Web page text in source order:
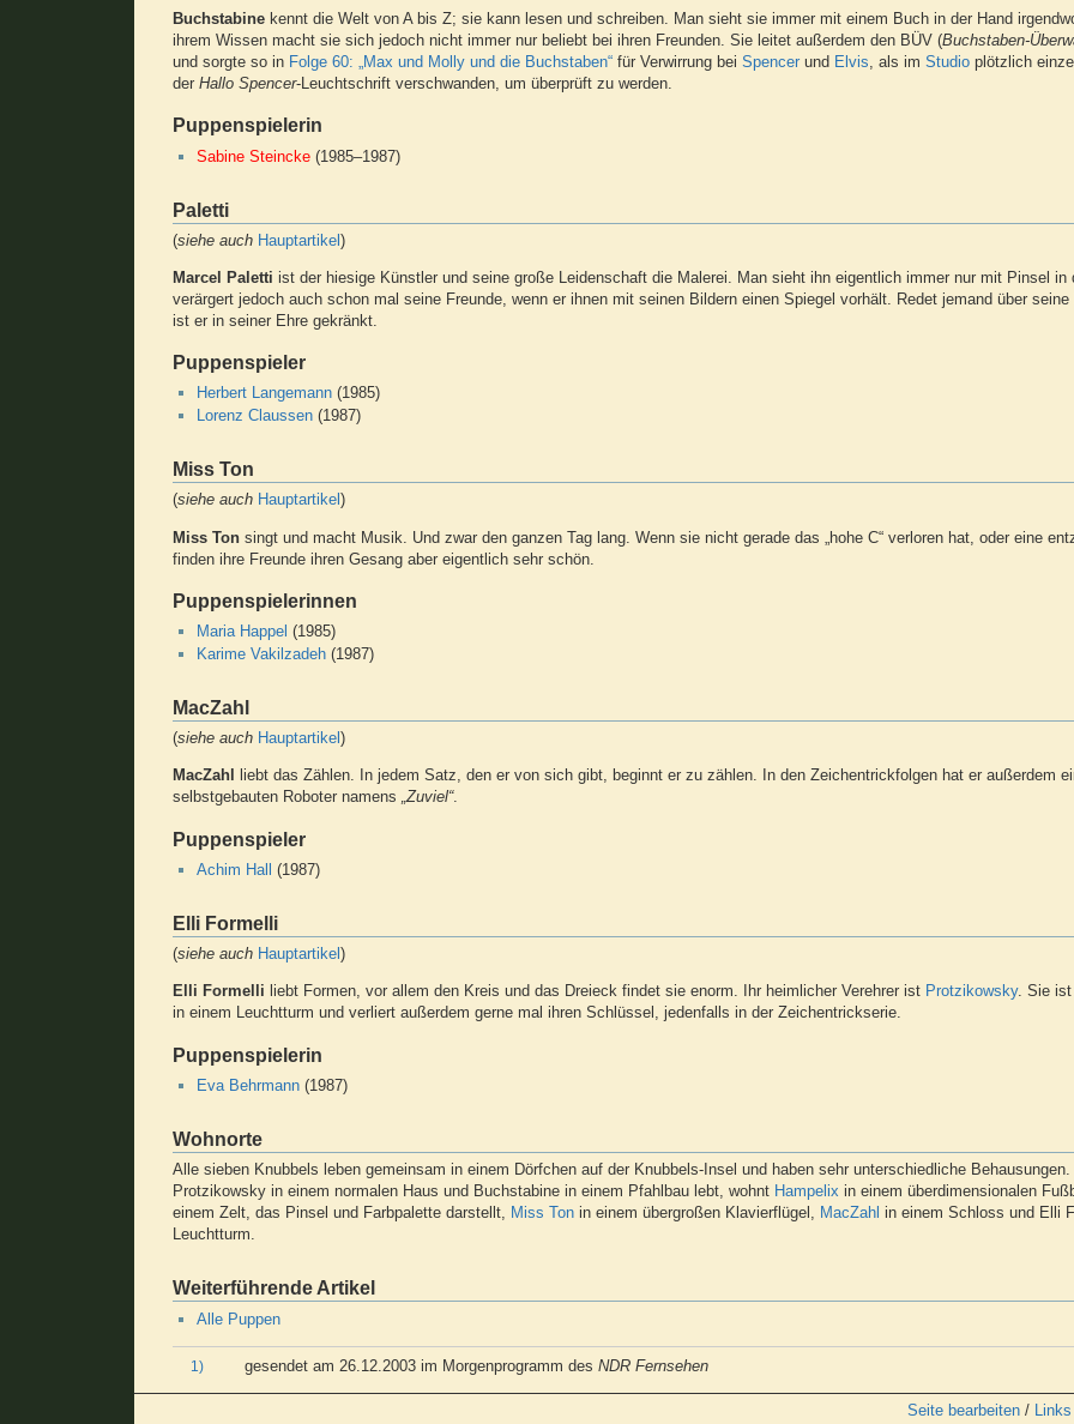
Buchstabine kennt die Welt von A bis Z; sie kann lesen und schreiben. Man sieht sie immer mit einem Buch in der Hand
ihrem Wissen macht sie sich jedoch nicht immer nur beliebt bei ihren Freunden. Sie leitet außerdem den BÜV (Buchstaben-
und sorgte so in Folge 60: „Max und Molly und die Buchstaben“ für Verwirrung bei Spencer und Elvis , als im Studio plötzlich
der Hallo Spencer-Leuchtschrift verschwanden, um überprüft zu werden.
Puppenspielerin
Sabine Steincke (1985–1987)
Paletti
(siehe auch Hauptartikel)
Marcel Paletti ist der hiesige Künstler und seine große Leidenschaft die Malerei. Man sieht ihn eigentlich immer nur mit Pinsel in
verärgert jedoch auch schon mal seine Freunde, wenn er ihnen mit seinen Bildern einen Spiegel vorhält. Redet jemand über seine
ist er in seiner Ehre gekränkt.
Puppenspieler
Herbert Langemann (1985)
Lorenz Claussen (1987)
Miss Ton
(siehe auch Hauptartikel )
Miss Ton singt und macht Musik. Und zwar den ganzen Tag lang. Wenn sie nicht gerade das „hohe C“ verloren hat, oder eine
finden ihre Freunde ihren Gesang aber eigentlich sehr schön.
Puppenspielerinnen
Maria Happel (1985)
Karime Vakilzadeh (1987)
MacZahl
(siehe auch Hauptartikel )
MacZahl
liebt das Zählen. In jedem Satz, den er von sich gibt, beginnt er zu zählen. In den Zeichentrickfolgen hat er außerdem
selbstgebauten Roboter namens „Zuviel“.
Puppenspieler
Achim Hall (1987)
Elli Formelli
(siehe auch Hauptartikel )
Elli Formelli liebt Formen, vor allem den Kreis und das Dreieck findet sie enorm. Ihr heimlicher Verehrer ist Protzikowsky. Sie ist
in einem Leuchtturm und verliert außerdem gerne mal ihren Schlüssel, jedenfalls in der Zeichentrickserie.
Puppenspielerin
Eva Behrmann (1987)
Wohnorte
Alle sieben Knubbels leben gemeinsam in einem Dörfchen auf der Knubbels-Insel und haben sehr unterschiedliche Behausungen.
Protzikowsky in einem normalen Haus und Buchstabine in einem Pfahlbau lebt, wohnt Hampelix in einem überdimensionalen
einem Zelt, das Pinsel und Farbpalette darstellt,
Miss Ton in einem übergroßen Klavierflügel, MacZahl in einem Schloss und Elli
Leuchtturm.
Weiterführende Artikel
Alle Puppen
1) gesendet am 26.12.2003 im Morgenprogramm des NDR Fernsehen
Seite bearbeiten /